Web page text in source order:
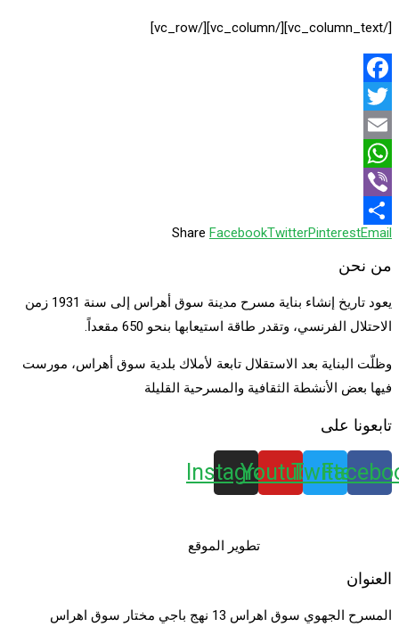
[/vc_column_text][/vc_column][/vc_row]
Facebook
Twitter
Email
WhatsApp
Viber
Share
Share FacebookTwitterPinterestEmail
من نحن
يعود تاريخ إنشاء بناية مسرح مدينة سوق أهراس إلى سنة 1931 زمن
الاحتلال الفرنسي، وتقدر طاقة استيعابها بنحو 650 مقعداً.
وظلّت البناية بعد الاستقلال تابعة لأملاك بلدية سوق أهراس، مورست
فيها بعض الأنشطة الثقافية والمسرحية القليلة
تابعونا على
Twitter
Youtube
Instagram
تطوير الموقع
العنوان
المسرح الجهوي سوق اهراس 13 نهج باجي مختار سوق اهراس